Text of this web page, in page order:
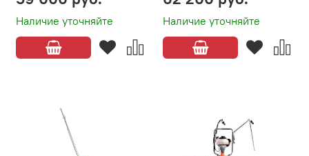
Наличие уточняйте Наличие уточняйте